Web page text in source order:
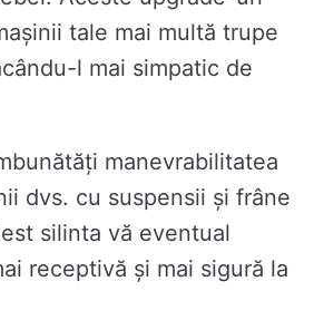
tale mai multă trupe
l mai simpatic de
manevrabilitatea
dvs. cu suspensii și frâne
silinta vă eventual
receptivă și mai sigură la